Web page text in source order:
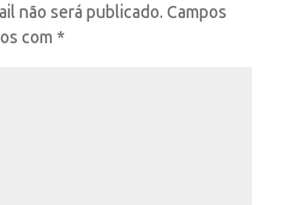
não será publicado. Campos
com *